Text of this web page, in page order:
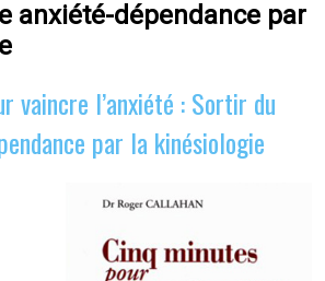
anxiété-dépendance par
vaincre l’anxiété : Sortir du
par la kinésiologie